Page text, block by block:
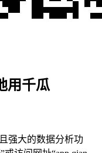
用千瓜
强大的数据分析功